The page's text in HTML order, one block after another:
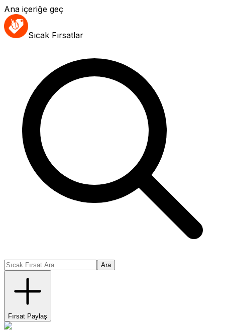
Ana içeriğe geç
Sıcak Fırsatlar
Ara
Fırsat Paylaş